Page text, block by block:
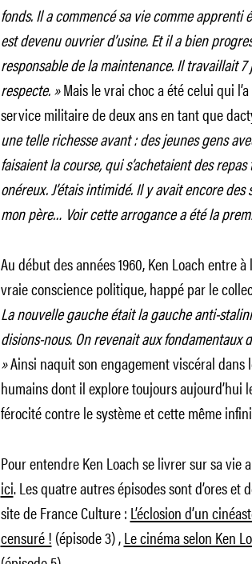
fonds. Il a commencé sa vie comme
est devenu ouvrier d’usine. Et il a bien
responsable de la maintenance. Il travaillait
respecte. »Mais le vrai choc a été celui qui
service militaire de deux ans en tant que
une telle richesse avant : des jeunes gens
faisaient la course, qui s’achetaient des
onéreux. J’étais intimidé. Il y avait encore
mon père… Voir cette arrogance a été la
Au début des années 1960, Ken Loach entre
vraie conscience politique,happé par le
La nouvelle gauche était la gauche anti-
disions-nous. On revenait aux fondamentaux
»Ainsi naquit son engagement viscéral dans
humains dont il explore toujours aujourd’hui
férocité contre le système et cette même
Pour entendre Ken Loach se livrer sur sa vie
ici. Les quatre autres épisodes sont d’ores
site de France Culture : L’éclosion d’un
censuré ! (épisode 3) ,Le cinéma selon Ken